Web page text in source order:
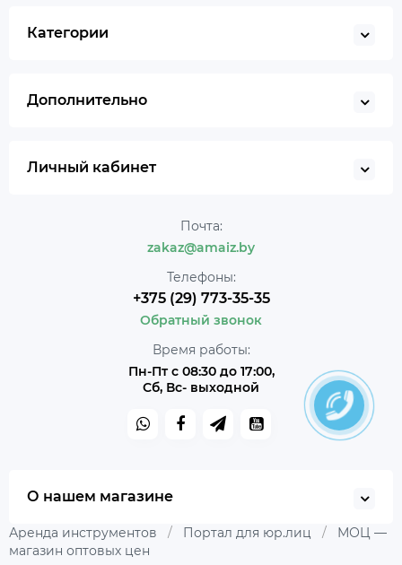
Категории
Дополнительно
Личный кабинет
Почта:
zakaz@amaiz.by
Телефоны:
+375 (29) 773-35-35
Обратный звонок
Время работы:
Пн-Пт с 08:30 до 17:00,
Сб, Вс- выходной
О нашем магазине
Аренда инструментов / Портал для юр.лиц /
МОЦ —
магазин оптовых цен